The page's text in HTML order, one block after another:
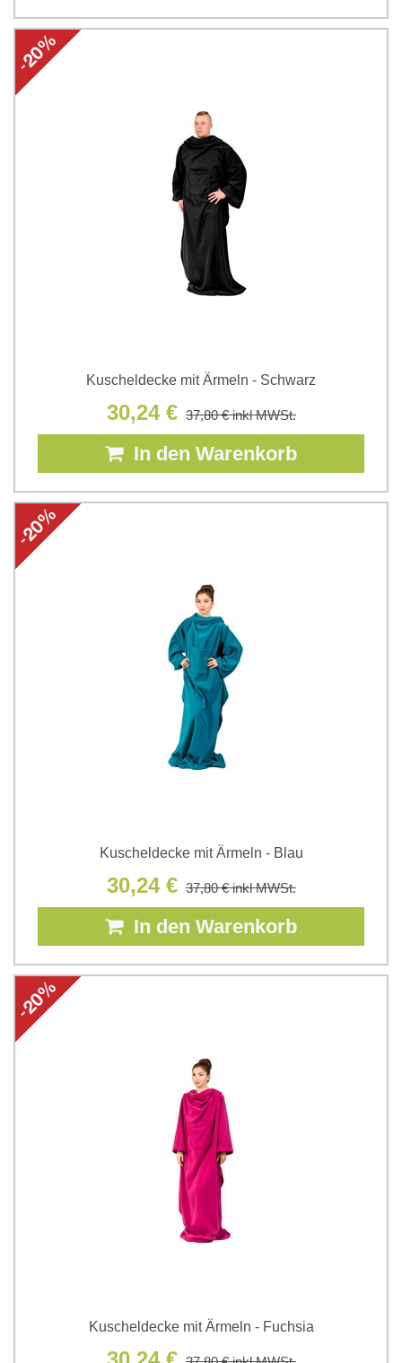
Kuscheldecke mit Ärmeln - Schwarz
30,24 € 37,80 €inkl MWSt.
In den Warenkorb
Kuscheldecke mit Ärmeln - Blau
30,24 € 37,80 €inkl MWSt.
In den Warenkorb
Kuscheldecke mit Ärmeln - Fuchsia